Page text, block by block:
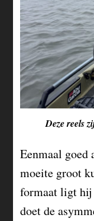
Deze reels
Eenmaal goed
moeite groot
formaat ligt hij
doet de